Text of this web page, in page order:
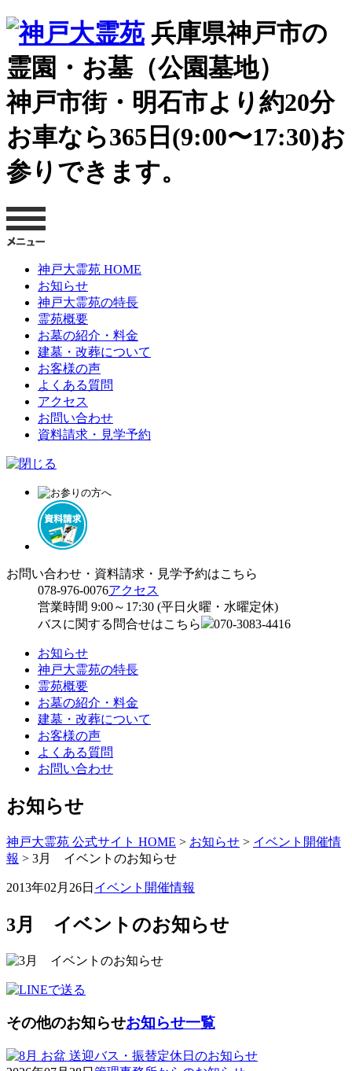
兵庫県神戸市の
霊園・お墓（公園墓地）
神戸市街・明石市より約20分
お車なら365日(9:00〜17:30)お
参りできます。
神戸大霊苑 HOME
お知らせ
神戸大霊苑の特長
霊苑概要
お墓の紹介・料金
建墓・改葬について
お客様の声
よくある質問
アクセス
お問い合わせ
資料請求・見学予約
お問い合わせ・資料請求・見学予約はこちら
078-976-0076アクセス
営業時間 9:00～17:30 (平日火曜・水曜定休)
バスに関する問合せはこちら
070-3083-4416
お知らせ
神戸大霊苑の特長
霊苑概要
お墓の紹介・料金
建墓・改葬について
お客様の声
よくある質問
お問い合わせ
お知らせ
神戸大霊苑 公式サイト HOME > お知らせ > イベント開催情
報 > 3月 イベントのお知らせ
2013年02月26日 イベント開催情報
3月 イベントのお知らせ
その他のお知らせお知らせ一覧